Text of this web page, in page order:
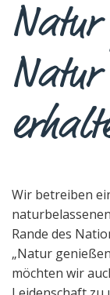
Natur
Natur
Wir betreiben
Rande des
„Natur
möchten wir